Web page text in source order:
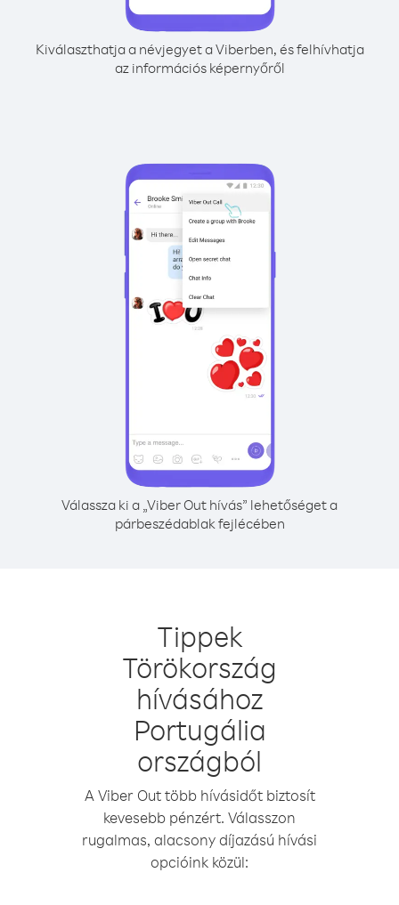
Kiválaszthatja a névjegyet a Viberben, és felhívhatja
az információs képernyőről
Válassza ki a „Viber Out hívás” lehetőséget a
párbeszédablak fejlécében
Tippek
Törökország
hívásához
Portugália
országból
A Viber Out több hívásidőt biztosít
kevesebb pénzért. Válasszon
rugalmas, alacsony díjazású hívási
opcióink közül: